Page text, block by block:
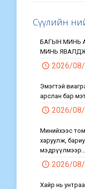
Сүүлийн
БАГЫН МИНЬ
МИНЬ
2026/
Эмэгтэй
арслан бар
2026/
Минийхээс
харуулж,
мэдрүүлмээр…
2026/
Хайр нь